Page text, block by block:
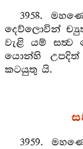
3958.
දෙව්ලොවින්
වැළි යම්
යොන්හි
කටයුතු යි.
3959.